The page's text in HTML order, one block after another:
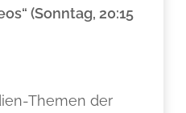
(Sonntag, 20:15
Themen der